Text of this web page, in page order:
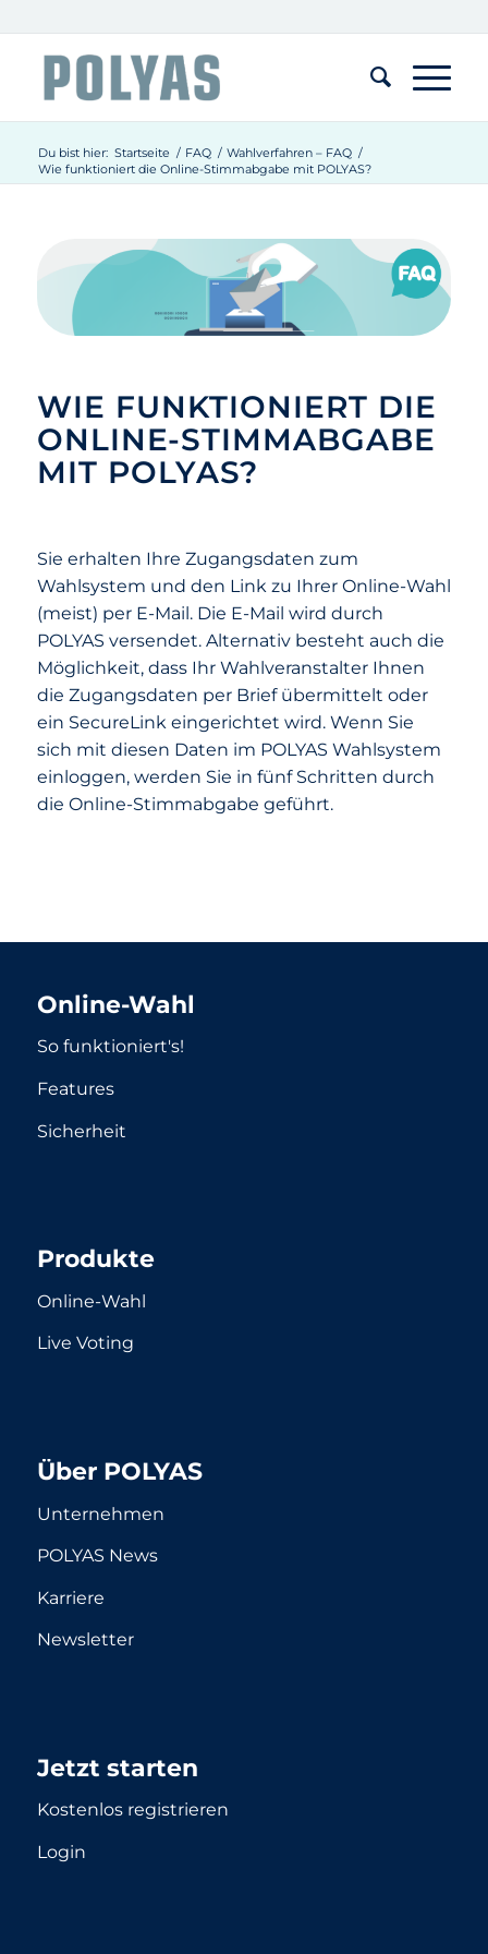
Du bist hier: Startseite / FAQ / Wahlverfahren – FAQ /
Wie funktioniert die Online-Stimmabgabe mit POLYAS?
WIE FUNKTIONIERT DIE
ONLINE-STIMMABGABE
MIT POLYAS?
Sie erhalten Ihre Zugangsdaten zum
Wahlsystem und den Link zu Ihrer Online-Wahl
(meist) per E-Mail. Die E-Mail wird durch
POLYAS versendet. Alternativ besteht auch die
Möglichkeit, dass Ihr Wahlveranstalter Ihnen
die Zugangsdaten per Brief übermittelt oder
ein SecureLink eingerichtet wird. Wenn Sie
sich mit diesen Daten im POLYAS Wahlsystem
einloggen, werden Sie in fünf Schritten durch
die Online-Stimmabgabe geführt.
Online-Wahl
So funktioniert's!
Features
Sicherheit
Produkte
Online-Wahl
Live Voting
Über POLYAS
Unternehmen
POLYAS News
Karriere
Newsletter
Jetzt starten
Kostenlos registrieren
Login